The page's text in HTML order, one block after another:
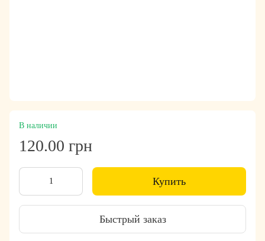
В наличии
120.00 грн
Купить
Быстрый заказ